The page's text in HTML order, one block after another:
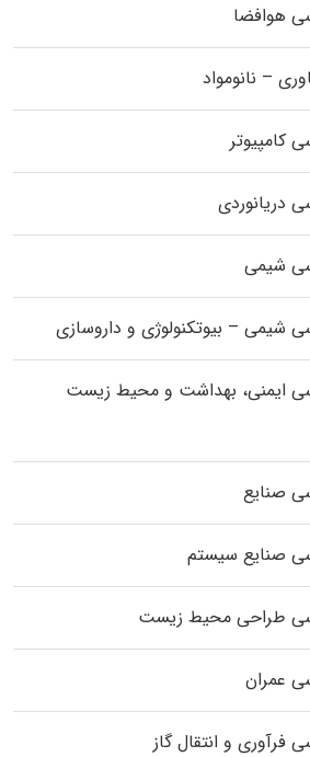
هوافضا
– نانومواد
کامپیوتر
دریانوردی
شیمی
شیمی – بیوتکنولوژی و داروسازی
ایمنی، بهداشت و محیط زیست
صنایع
صنایع سیستم
طراحی محیط زیست
عمران
فرآوری و انتقال گاز